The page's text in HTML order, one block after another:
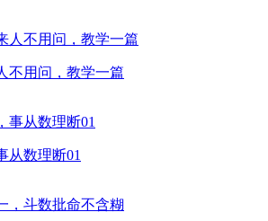
不用问，教学一篇
从数理断01